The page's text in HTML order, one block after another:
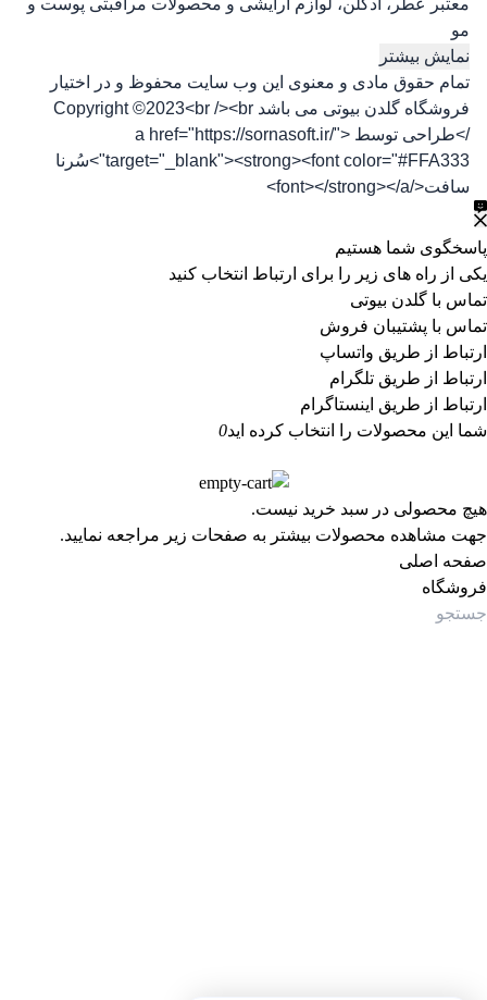
معتبر عطر، ادکلن، لوازم آرایشی و محصولات مراقبتی پوست و
مو
نمایش بیشتر
تمام حقوق مادی و معنوی این وب سایت محفوظ و در اختیار
فروشگاه گلدن بیوتی می باشد Copyright ©2023<br /><br
/>طراحی توسط <a href="https://sornasoft.ir/"
target="_blank"><strong><font color="#FFA333">سُرنا
سافت</font></strong></a>
پاسخگوی شما هستیم
یکی از راه های زیر را برای ارتباط انتخاب کنید
تماس با گلدن بیوتی
تماس با پشتیبان فروش
ارتباط از طریق واتساپ
ارتباط از طریق تلگرام
ارتباط از طریق اینستاگرام
شما این محصولات را انتخاب کرده اید0
هیچ محصولی در سبد خرید نیست.
جهت مشاهده محصولات بیشتر به صفحات زیر مراجعه نمایید.
صفحه اصلی
فروشگاه